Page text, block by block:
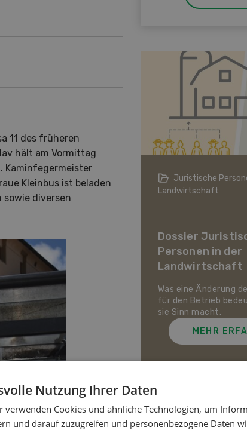
11 des früheren
hält am Vormittag
Kaminfegermeister
Kleinbus ist beladen
diversen
im Klimawandel
Schweizer Pflanzenbau
zukommt und
gegen Hitze,
und Extremwetter
ERFAHREN
Juristische
Landwirtschaft
Dossier
Personen in der
Landwirtschaft
Was eine Änderung
für den Betrieb
sie Sinn macht.
MEHR
Meistgelesene
Nutzung Ihrer Daten
verwenden Cookies und ähnliche Technologien, um
und darauf zuzugreifen und personenbezogene Daten